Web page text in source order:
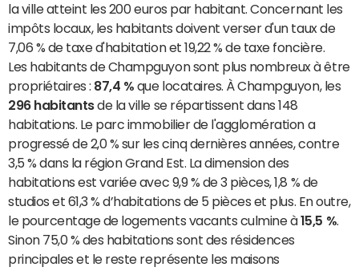
la ville atteint les 200 euros par habitant. Concernant les
impôts locaux, les habitants doivent verser d'un taux de
7,06 % de taxe d'habitation et 19,22 % de taxe foncière.
Les habitants de Champguyon sont plus nombreux à être
propriétaires : 87,4 % que locataires. À Champguyon, les
296 habitantsde la ville se répartissent dans 148
habitations. Le parc immobilier de l'agglomération a
progressé de 2,0 % sur les cinq dernières années, contre
3,5 % dans la région Grand Est. La dimension des
habitations est variée avec 9,9 % de 3 pièces, 1,8 % de
studios et 61,3 % d’habitations de 5 pièces et plus. En outre,
le pourcentage de logements vacants culmine à15,5 %
Sinon 75,0 % des habitations sont des résidences
principales et le reste représente les maisons